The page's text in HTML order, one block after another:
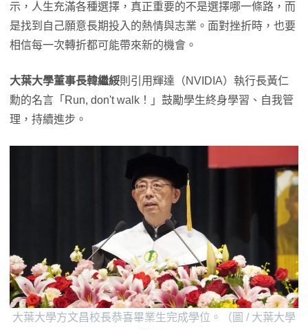
示，人生充滿各種選擇，真正重要的不是選擇哪一條路，而
是找到自己願意長期投入的熱情與志業。面對挫折時，也要
相信每一次轉折都可能帶來新的機會。
大葉大學董事長韓繼綏則引用輝達（NVIDIA）執行長黃仁
勳的名言「Run, don't walk！」鼓勵學生終身學習、自我管
理，持續進步。
大葉大學方文昌校長恭喜畢業生完成學位。（圖 / 大葉大學